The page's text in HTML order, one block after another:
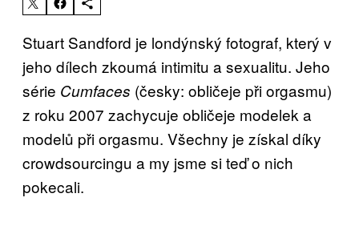
Stuart Sandford je londýnský fotograf, který v
jeho dílech zkoumá intimitu a sexualitu. Jeho
série Cumfaces (česky: obličeje při orgasmu)
z roku 2007 zachycuje obličeje modelek a
modelů při orgasmu. Všechny je získal díky
crowdsourcingu a my jsme si teď o nich
pokecali.